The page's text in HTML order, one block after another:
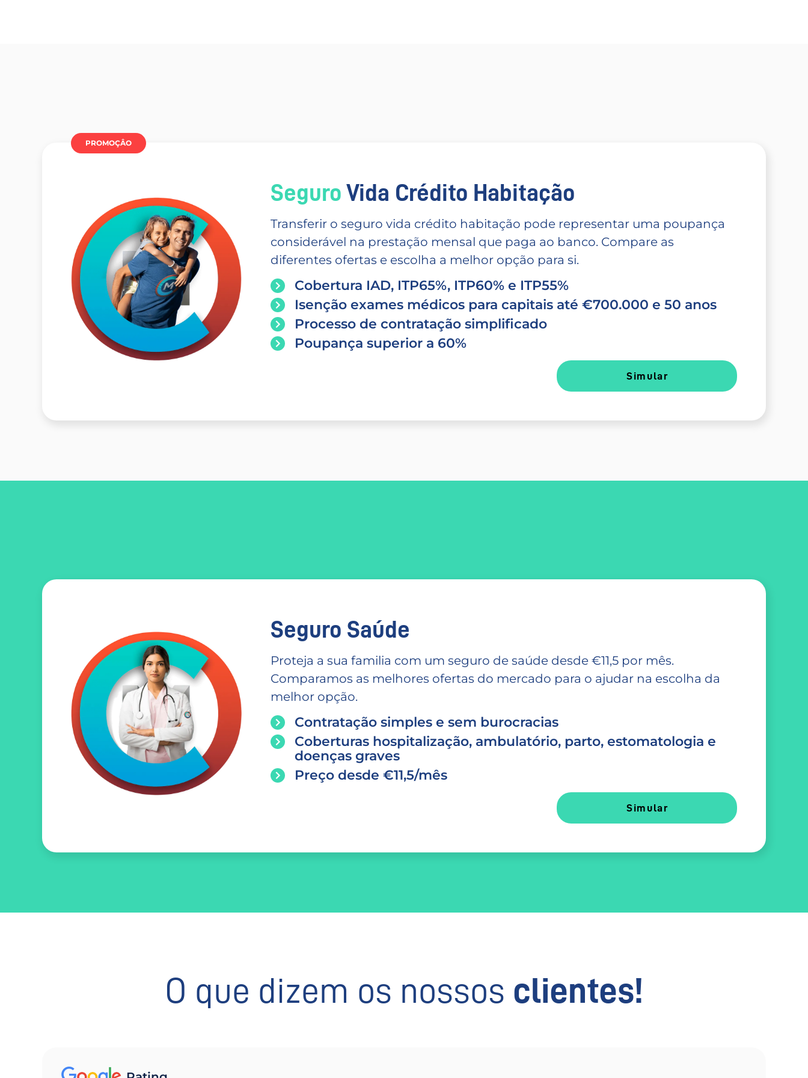
PROMOÇÂO
Seguro Vida Crédito Habitação
Transferir o seguro vida crédito habitação pode representar uma poupança
considerável na prestação mensal que paga ao banco. Compare as
diferentes ofertas e escolha a melhor opção para si.
Cobertura IAD, ITP65%, ITP60% e ITP55%
Isenção exames médicos para capitais até €700.000 e 50 anos
Processo de contratação simplificado
Poupança superior a 60%
Simular
Seguro Saúde
Proteja a sua familia com um seguro de saúde desde €11,5 por mês.
Comparamos as melhores ofertas do mercado para o ajudar na escolha da
melhor opção.
Contratação simples e sem burocracias
Coberturas hospitalização, ambulatório, parto, estomatologia e
doenças graves
Preço desde €11,5/mês
Simular
O que dizem os nossos clientes!